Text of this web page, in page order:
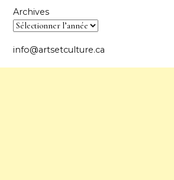
Archives
info@artsetculture.ca